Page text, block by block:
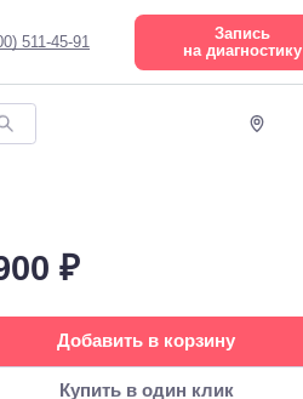
511-45-91
Запись
на диагностику
₽
Добавить в корзину
Купить в один клик